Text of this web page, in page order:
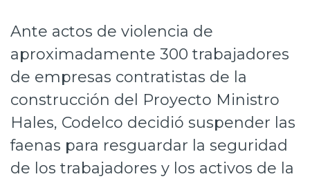
Inversionistas
Prensa
Trabaja en Codelco
Transparencia activa
Canales de denuncia
Proveedores
Ante actos de violencia de
aproximadamente 300 trabajadores
de empresas contratistas de la
construcción del Proyecto Ministro
Hales, Codelco decidió suspender las
faenas para resguardar la seguridad
de los trabajadores y los activos de la